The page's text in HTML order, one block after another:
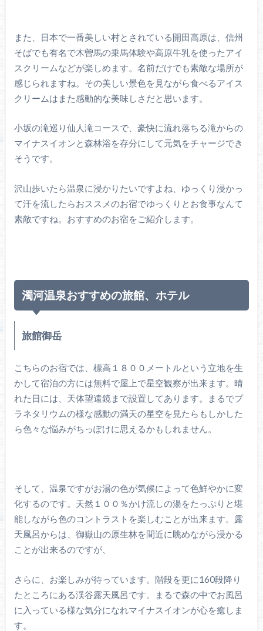
また、日本で一番美しい村とされている開田高原は、信州
そばでも有名で木曽馬の乗馬体験や高原牛乳を使ったアイ
スクリームなどが楽しめます。名前だけでも素敵な場所が
感じられますね。その美しい景色を見ながら食べるアイス
クリームはまた感動的な美味しさだと思います。
小坂の滝巡り仙人滝コースで、豪快に流れ落ちる滝からの
マイナスイオンと森林浴を存分にして元気をチャージでき
そうです。
沢山歩いたら温泉に浸かりたいですよね、ゆっくり浸かっ
て汗を流したらおススメのお宿でゆっくりとお食事なんて
素敵ですね。おすすめのお宿をご紹介します。
濁河温泉おすすめの旅館、ホテル
旅館御岳
こちらのお宿では、標高１８００メートルという立地を生
かして宿泊の方には無料で屋上で星空観察が出来ます。晴
れた日には、天体望遠鏡まで設置してあります。まるでプ
ラネタリウムの様な感動の満天の星空を見たらもしかした
ら色々な悩みがちっぽけに思えるかもしれません。
そして、温泉ですがお湯の色が気候によって色鮮やかに変
化するのです。天然１００％かけ流しの湯をたっぷりと堪
能しながら色のコントラストを楽しむことが出来ます。露
天風呂からは、御嶽山の原生林を間近に眺めながら浸かる
ことが出来るのですが、
さらに、お楽しみが待っています。階段を更に160段降り
たところにある渓谷露天風呂です。まるで森の中でお風呂
に入っている様な気分になれマイナスイオンが心を癒しま
す。